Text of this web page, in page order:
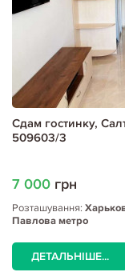
Сдам гостинку,
509603/3
7 000 грн
Розташування:
Павлова метро
ДЕТАЛЬНІШЕ...